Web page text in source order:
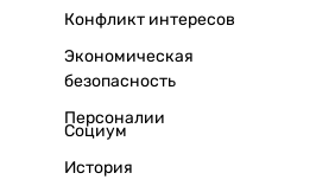
Конфликт интересов
Экономическая
безопасность
Персоналии
Социум
История